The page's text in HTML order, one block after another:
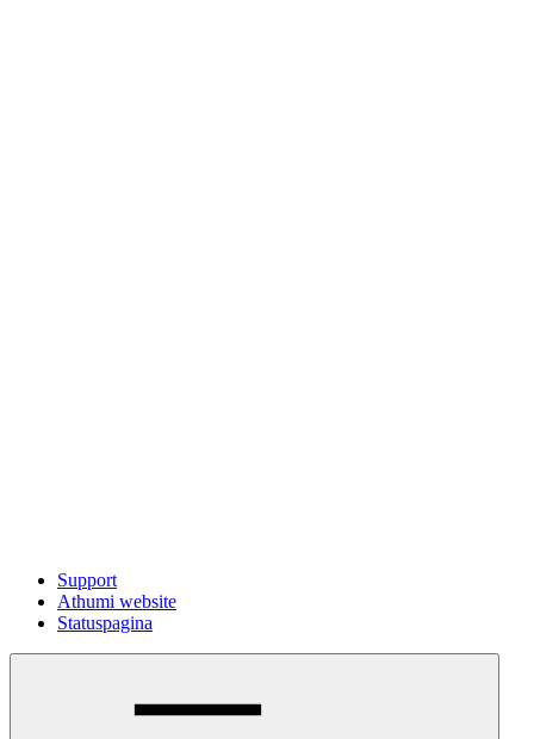
Support
Athumi website
Statuspagina